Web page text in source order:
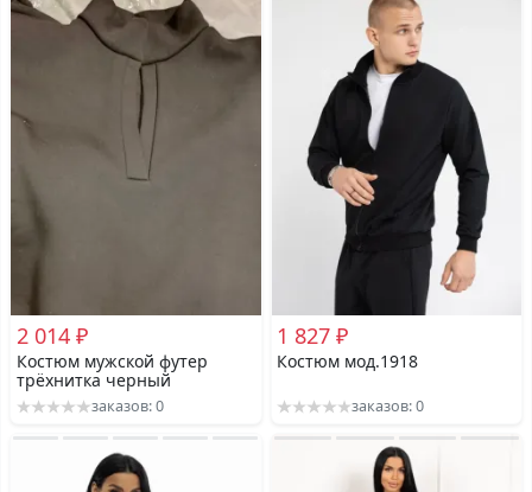
2 014 ₽
Костюм мужской футер
трёхнитка черный
заказов: 0
1 827 ₽
Костюм мод.1918
заказов: 0